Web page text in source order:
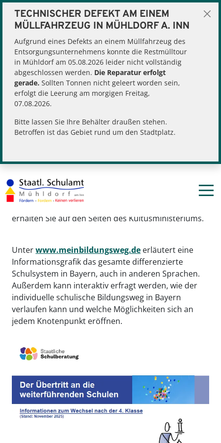
TECHNISCHER DEFEKT AM EINEM
MÜLLFAHRZEUG IN MÜHLDORF A. INN
Aufgrund eines Defekts an einem Müllfahrzeug des
Entsorgungsunternehmens konnte die Restmülltour
in Mühldorf am 05.08.2026 leider nicht vollständig
abgeschlossen werden. Die Reparatur erfolgt
gerade. Sollten Tonnen nicht geleert worden sein,
erfolgt die Leerung am morgigen Freitag,
07.08.2026.
Bitte lassen Sie Ihre Behälter draußen stehen.
Betroffen ist das Gebiet rund um den Stadtplatz.
Sie befinden sich hier: Schulamt
Infos für Eltern
Bildungsweg und Übertritt
BERATUNG IM ÜBERTRITT
Die Frage der Schullaufbahn ist ein sehr wichtiges
erhalten Sie auf den Seiten des Kultusministeriums.
Unterwww.meinbildungsweg.de erläutert eine
Informationsgrafik das gesamte differenzierte
Schulsystem in Bayern, auch in anderen Sprachen.
Außerdem kann interaktiv erfragt werden, wie der
individuelle schulische Bildungsweg in Bayern
verlaufen kann und welche Möglichkeiten sich an
jedem Knotenpunkt eröffnen.